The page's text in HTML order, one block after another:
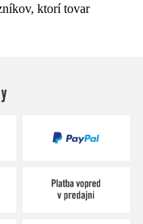
ktorí tovar